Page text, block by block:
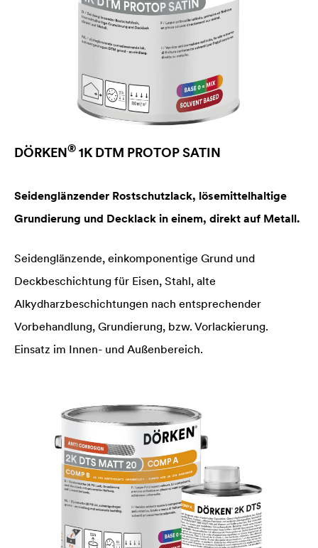
DÖRKEN® 1K DTM PROTOP SATIN
Seidenglänzender Rostschutzlack, lösemittelhaltige
Grundierung und Decklack in einem, direkt auf Metall.
Seidenglänzende, einkomponentige Grund und
Deckbeschichtung für Eisen, Stahl, alte
Alkydharzbeschichtungen nach entsprechender
Vorbehandlung, Grundierung, bzw. Vorlackierung.
Einsatz im Innen- und Außenbereich.